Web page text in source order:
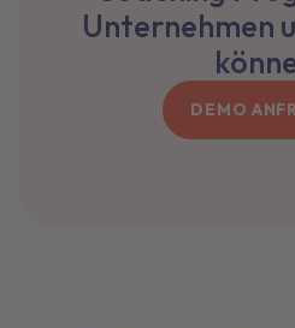
Unternehmen
DEMO